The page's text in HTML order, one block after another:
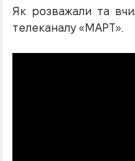
Як розважали та
телеканалу «МАРТ».